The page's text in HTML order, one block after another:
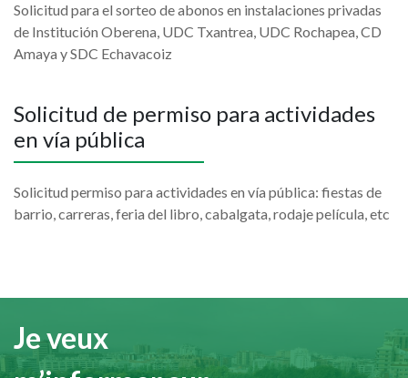
Solicitud para el sorteo de abonos en instalaciones privadas
de Institución Oberena, UDC Txantrea, UDC Rochapea, CD
Amaya y SDC Echavacoiz
Solicitud de permiso para actividades
en vía pública
Solicitud permiso para actividades en vía pública: fiestas de
barrio, carreras, feria del libro, cabalgata, rodaje película, etc
Je veux